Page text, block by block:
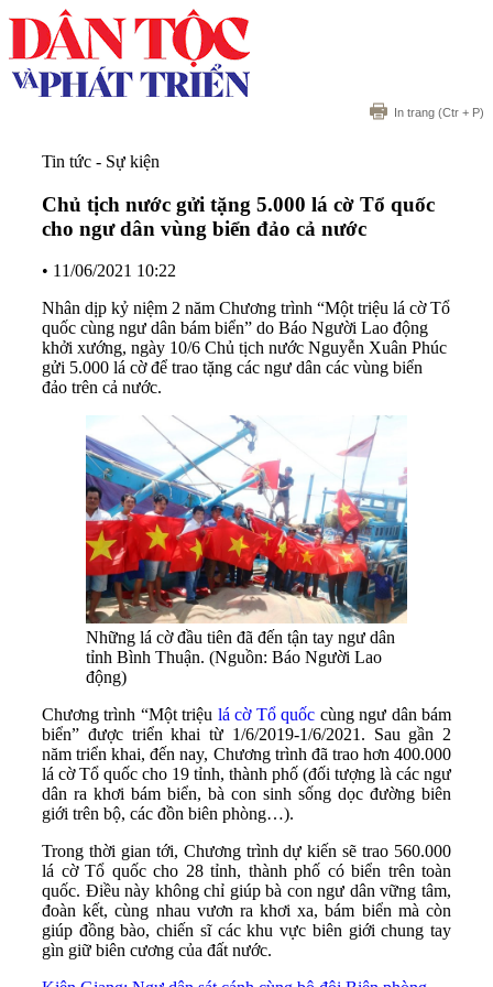
In trang (Ctr + P)
Tin tức - Sự kiện
Chủ tịch nước gửi tặng 5.000 lá cờ Tổ quốc
cho ngư dân vùng biển đảo cả nước
• 11/06/2021 10:22
Nhân dịp kỷ niệm 2 năm Chương trình “Một triệu lá cờ Tổ
quốc cùng ngư dân bám biển” do Báo Người Lao động
khởi xướng, ngày 10/6 Chủ tịch nước Nguyễn Xuân Phúc
gửi 5.000 lá cờ để trao tặng các ngư dân các vùng biển
đảo trên cả nước.
Những lá cờ đầu tiên đã đến tận tay ngư dân
tỉnh Bình Thuận. (Nguồn: Báo Người Lao
động)
Chương trình “Một triệu lá cờ Tổ quốc cùng ngư dân bám
biển” được triển khai từ 1/6/2019-1/6/2021. Sau gần 2
năm triển khai, đến nay, Chương trình đã trao hơn 400.000
lá cờ Tổ quốc cho 19 tỉnh, thành phố (đối tượng là các ngư
dân ra khơi bám biển, bà con sinh sống dọc đường biên
giới trên bộ, các đồn biên phòng…).
Trong thời gian tới, Chương trình dự kiến sẽ trao 560.000
lá cờ Tổ quốc cho 28 tỉnh, thành phố có biển trên toàn
quốc. Điều này không chỉ giúp bà con ngư dân vững tâm,
đoàn kết, cùng nhau vươn ra khơi xa, bám biển mà còn
giúp đồng bào, chiến sĩ các khu vực biên giới chung tay
gìn giữ biên cương của đất nước.